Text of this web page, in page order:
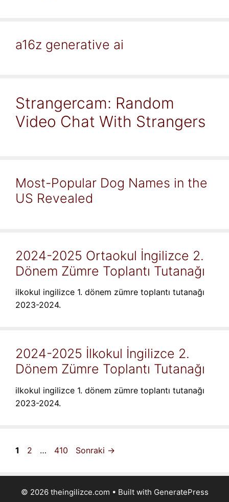
a16z generative ai
Strangercam: Random
Video Chat With Strangers
Most-Popular Dog Names in the
US Revealed
2024-2025 Ortaokul İngilizce 2.
Dönem Zümre Toplantı Tutanağı
ilkokul ingilizce 1. dönem zümre toplantı tutanağı
2023-2024.
2024-2025 İlkokul İngilizce 2.
Dönem Zümre Toplantı Tutanağı
ilkokul ingilizce 1. dönem zümre toplantı tutanağı
2023-2024.
Sayfa
1 Sayfa
2 … Sayfa
410 Sonraki →
© 2026 theingilizce.com • Built with GeneratePress